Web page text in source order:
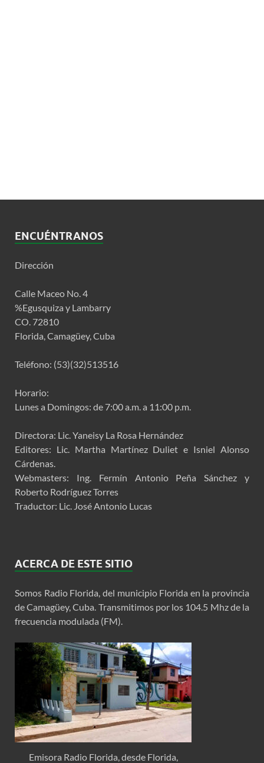
ENCUÉNTRANOS
Dirección
Calle Maceo No. 4
%Egusquiza y Lambarry
CO. 72810
Florida, Camagüey, Cuba
Teléfono: (53)(32)513516
Horario:
Lunes a Domingos: de 7:00 a.m. a 11:00 p.m.
Directora: Lic. Yaneisy La Rosa Hernández
Editores: Lic. Martha Martínez Duliet e Isniel Alonso
Cárdenas.
Webmasters: Ing. Fermín Antonio Peña Sánchez y
Roberto Rodríguez Torres
Traductor: Lic. José Antonio Lucas
ACERCA DE ESTE SITIO
Somos Radio Florida, del municipio Florida en la provincia
de Camagüey, Cuba. Transmitimos por los 104.5 Mhz de la
frecuencia modulada (FM).
Emisora Radio Florida, desde Florida,